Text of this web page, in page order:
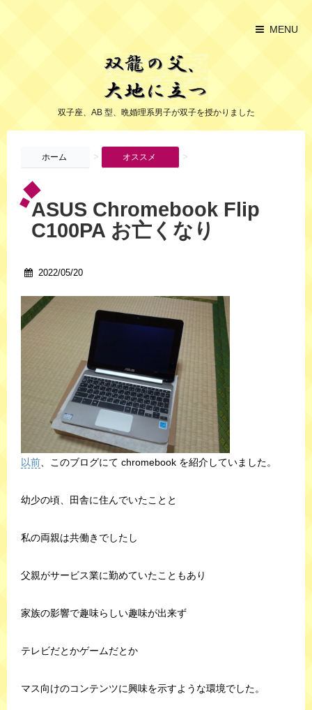
MENU
双子座、AB 型、晩婚理系男子が双子を授かりました
ホーム > オススメ >
ASUS Chromebook Flip
C100PA お亡くなり
2022/05/20
以前、このブログにて chromebook を紹介していました。
幼少の頃、田舎に住んでいたことと
私の両親は共働きでしたし
父親がサービス業に勤めていたこともあり
家族の影響で趣味らしい趣味が出来ず
テレビだとかゲームだとか
マス向けのコンテンツに興味を示すような環境でした。